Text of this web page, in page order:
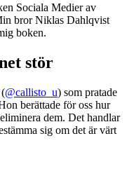
Sociala Medier av
bror Niklas Dahlqvist
boken.
stör
@callisto_u) som pratade
berättade för oss hur
dem. Det handlar
sig om det är värt